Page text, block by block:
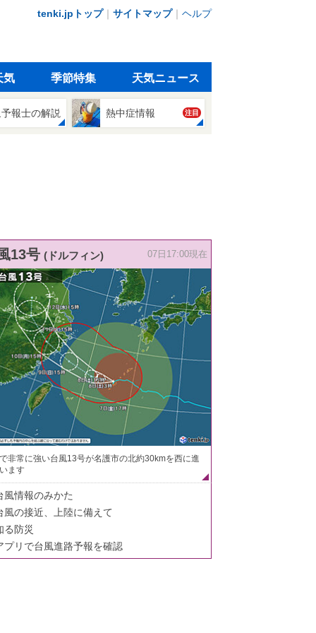
tenki.jpトップ｜ サイトマップ｜ ヘルプ
気 季節特集 天気ニュース
報士の解説 熱中症情報 注目
13号 (ドルフィン) 07日17:00現在
非常に強い台風13号が名護市の北約30kmを西に進
ます
風情報のみかた
風の接近、上陸に備えて
る防災
プリで台風進路予報を確認